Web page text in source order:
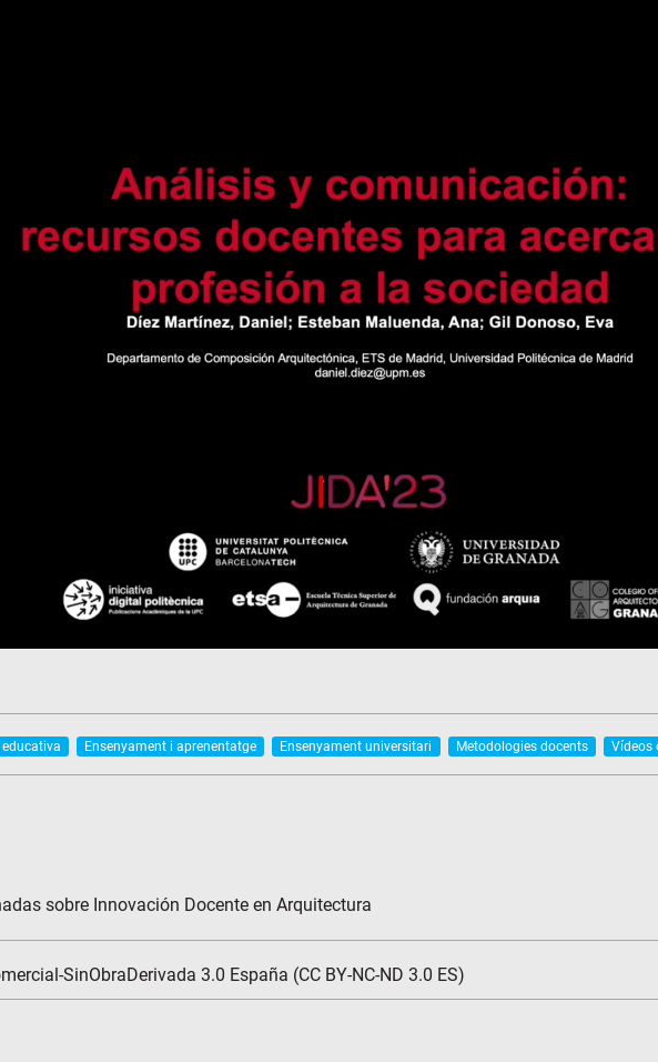
Ensenyament i aprenentatge Ensenyament universitari Metodologies docents Vídeos
sobre Innovación Docente en Arquitectura
SinObraDerivada 3.0 España (CC BY-NC-ND 3.0 ES)